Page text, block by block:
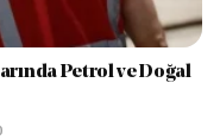
Petrol ve Doğal